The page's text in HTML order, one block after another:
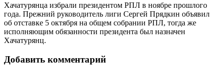
Хачатурянца избрали президентом РПЛ в ноябре прошлого
года. Прежний руководитель лиги Сергей Прядкин объявил
об отставке 5 октября на общем собрании РПЛ, тогда же
исполняющим обязанности президента был назначен
Хачатурянц.
Добавить комментарий